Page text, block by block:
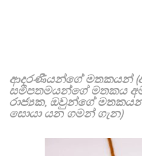
ආදරණීයන්ගේ මතකයන්
සමීපතමයන්ගේ මතකය
රාජ්‍යක, ඔවුන්ගේ
සොයා යන ගමන් ගැන)